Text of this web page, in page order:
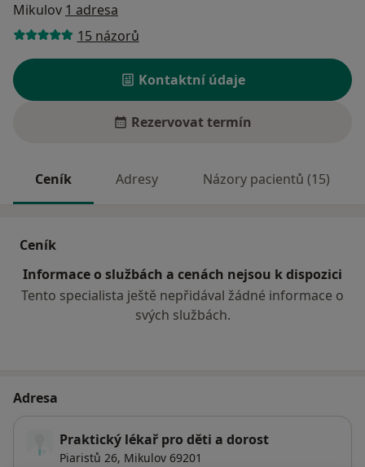
Mikulov 1 adresa
15 názorů
Kontaktní údaje
Rezervovat termín
Ceník Adresy Názory pacientů (15)
Ceník
Informace o službách a cenách nejsou k dispozici
Tento specialista ještě nepřidával žádné informace o
svých službách.
Adresa
Praktický lékař pro děti a dorost
Piaristů 26, Mikulov 69201